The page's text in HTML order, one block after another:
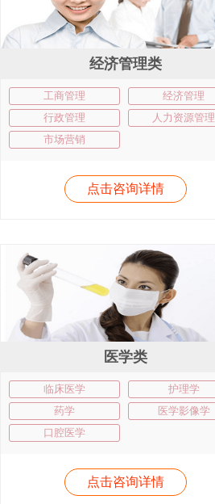
经济管理类
工商管理
经济管理
行政管理
人力资源管理
市场营销
点击咨询详情
医学类
临床医学
护理学
药学
医学影像学
口腔医学
点击咨询详情